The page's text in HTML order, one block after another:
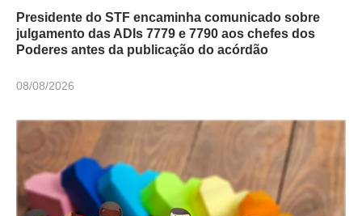
Presidente do STF encaminha comunicado sobre
julgamento das ADIs 7779 e 7790 aos chefes dos
Poderes antes da publicação do acórdão
08/08/2026